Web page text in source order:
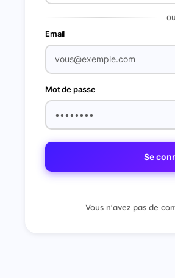
ou
Email
Mot de passe
Se
Vous n'avez pas de